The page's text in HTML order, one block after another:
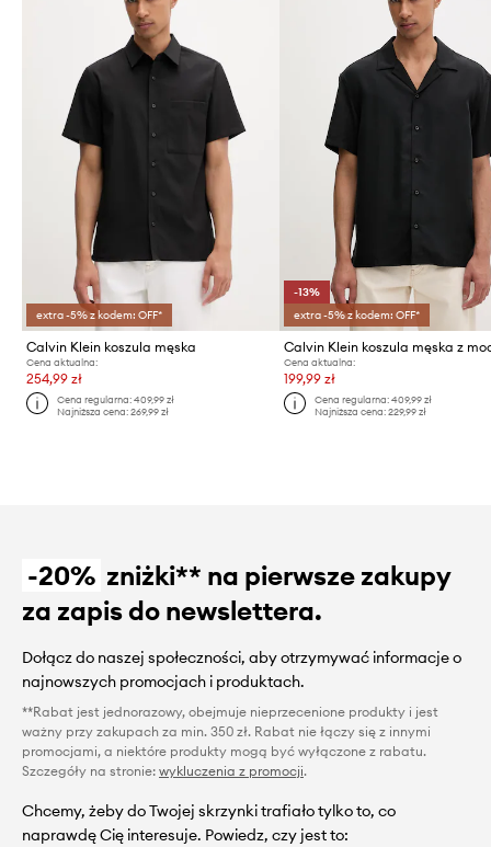
extra -5% z kodem: OFF*
Calvin Klein koszula męska
Cena aktualna:
254,99 zł
Cena regularna:409,99 zł
Najniższa cena:269,99 zł
-13%
extra -5% z kodem: OFF*
Calvin Klein koszula męska z
Cena aktualna:
199,99 zł
Cena regularna: 409,99 zł
Najniższa cena: 229,99 zł
-20% zniżki** na pierwsze zakupy
za zapis do newslettera.
Dołącz do naszej społeczności, aby otrzymywać informacje o
najnowszych promocjach i produktach.
**Rabat jest jednorazowy, obejmuje nieprzecenione produkty i jest
ważny przy zakupach za min. 350 zł. Rabat nie łączy się z innymi
promocjami, a niektóre produkty mogą być wyłączone z rabatu.
Szczegóły na stronie: wykluczenia z promocji.
Chcemy, żeby do Twojej skrzynki trafiało tylko to, co
naprawdę Cię interesuje. Powiedz, czy jest to: